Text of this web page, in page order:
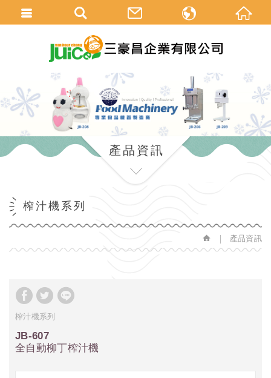
產品資訊
榨汁機系列
產品資訊
榨汁機系列
JB-607
全自動柳丁榨汁機